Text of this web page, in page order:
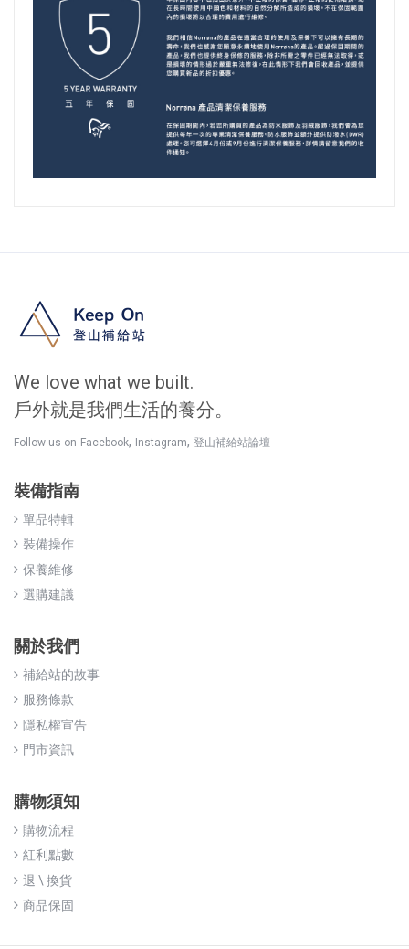
We love what we built.
戶外就是我們生活的養分。
Follow us on Facebook, Instagram, 登山補給站論壇
裝備指南
單品特輯
裝備操作
保養維修
選購建議
關於我們
補給站的故事
服務條款
隱私權宣告
門市資訊
購物須知
購物流程
紅利點數
退 \ 換貨
商品保固